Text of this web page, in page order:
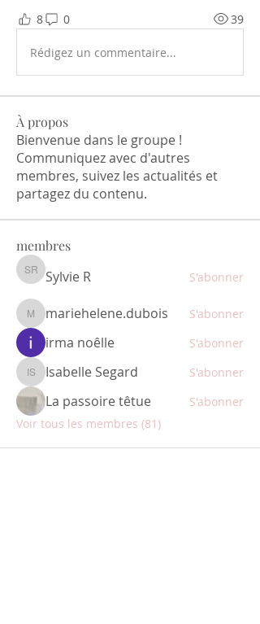
8 0 39
Rédigez un commentaire...
À propos
Bienvenue dans le groupe !
Communiquez avec d'autres
membres, suivez les actualités et
partagez du contenu.
membres
Sylvie RSylvie R S'abonner
mariehelene.dubois
mariehelene.dubois S'abonner
irma noêlle S'abonner
Isabelle Segard
Isabelle Segard S'abonner
La passoire têtue
S'abonner
Voir tous les membres (81)